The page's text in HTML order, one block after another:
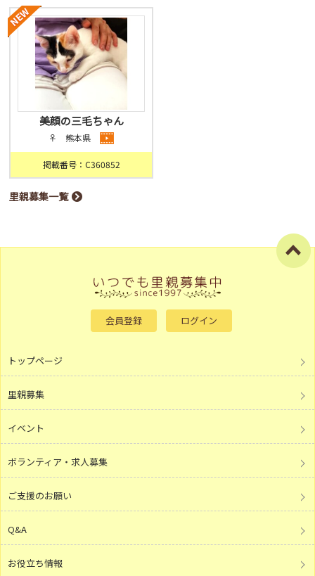
美顔の三毛ちゃん
♀ 熊本県
掲載番号：C360852
里親募集一覧
会員登録 ログイン
トップページ
里親募集
イベント
ボランティア・求人募集
ご支援のお願い
Q&A
お役立ち情報